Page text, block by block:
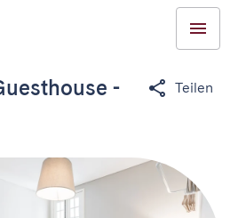
-
Teilen